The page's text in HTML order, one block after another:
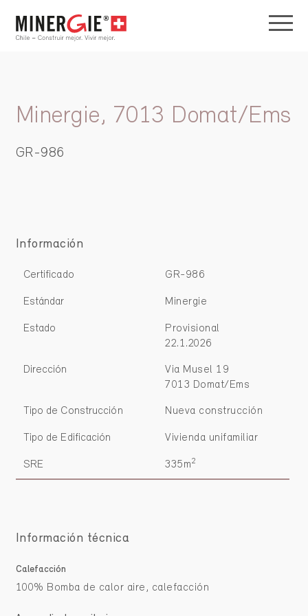
Minergie, 7013 Domat/Ems
GR-986
Información
Certificado GR-986
Estándar Minergie
Estado
Provisional
22.1.2026
Dirección
Via Musel 19
7013 Domat/Ems
Tipo de Construcción Nueva construcción
Tipo de Edificación Vivienda unifamiliar
SRE 335m2
Información técnica
Calefacción
100% Bomba de calor aire, calefacción